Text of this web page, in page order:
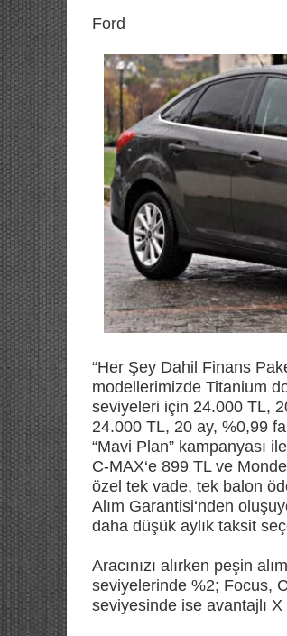
Ford
“Her Şey Dahil Finans
modellerimizde Titanium
seviyeleri için 24.000 TL,
24.000 TL, 20 ay, %0,99
“Mavi Plan” kampanyası
C-MAX‘e 899 TL ve
özel tek vade, tek balon
Alım Garantisi‘nden
daha düşük aylık taksit
Aracınızı alırken peşin
seviyelerinde %2; Focus,
seviyesinde ise avantajlı